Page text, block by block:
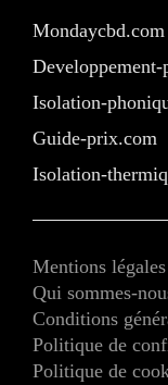
Mondaycbd.com
Developpement-
Isolation-
Guide-prix.com
Isolation-
Mentions légales
Qui sommes-
Conditions
Politique de
Politique de